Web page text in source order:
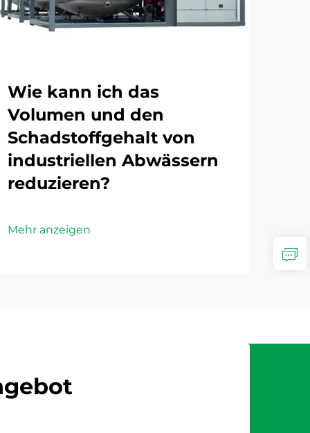
Wie kann ich das
Volumen und den
Schadstoffgehalt von
industriellen Abwässern
reduzieren?
Mehr anzeigen